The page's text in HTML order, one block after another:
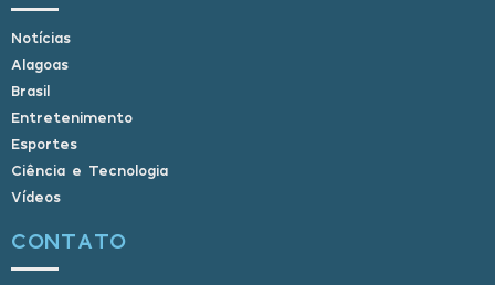
Notícias
Alagoas
Brasil
Entretenimento
Esportes
Ciência e Tecnologia
Vídeos
CONTATO